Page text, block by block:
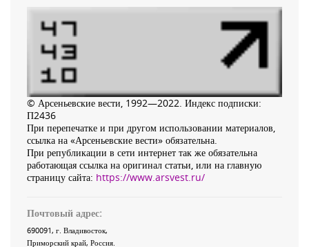
© Арсеньевские вести, 1992—2022. Индекс подписки:
П2436
При перепечатке и при другом использовании материалов,
ссылка на «Арсеньевские вести» обязательна.
При републикации в сети интернет так же обязательна
работающая ссылка на оригинал статьи, или на главную
страницу сайта: https://www.arsvest.ru/
Почтовый адрес:
690091, г. Владивосток,
Приморский край, Россия